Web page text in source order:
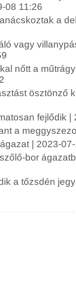
08 11:26
a
vagy
nőtt a
ösztönző
fejlődik |
a
| 2023-
bor
a tőzsdén